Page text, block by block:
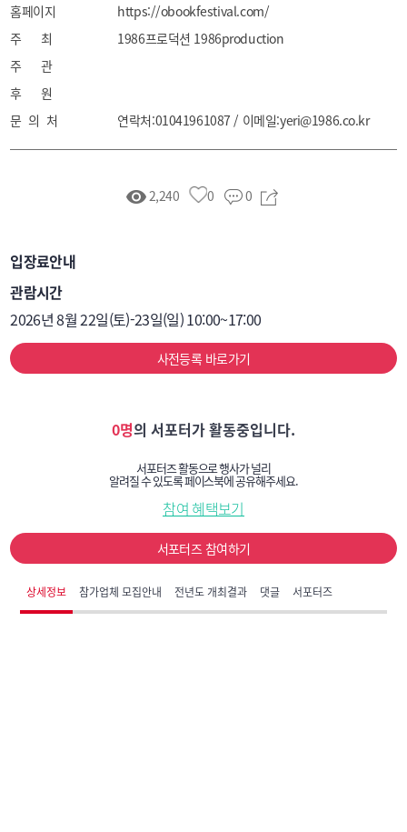
페어를 함께 진행합니다.
홈페이지
https://obookfestival.com/
주 최
1986프로덕션 1986production
주 관
후 원
문 의 처
연락처:01041961087 / 이메일:yeri@1986.co.kr
2,240 0 0
입장료안내
관람시간
2026년 8월 22일(토)-23일(일) 10:00~17:00
사전등록 바로가기
0명의 서포터가 활동중입니다.
서포터즈 활동으로 행사가 널리
알려질 수 있도록 페이스북에 공유해주세요.
참여 혜택보기
서포터즈 참여하기
상세정보 참가업체 모집안내 전년도 개최결과 댓글 서포터즈